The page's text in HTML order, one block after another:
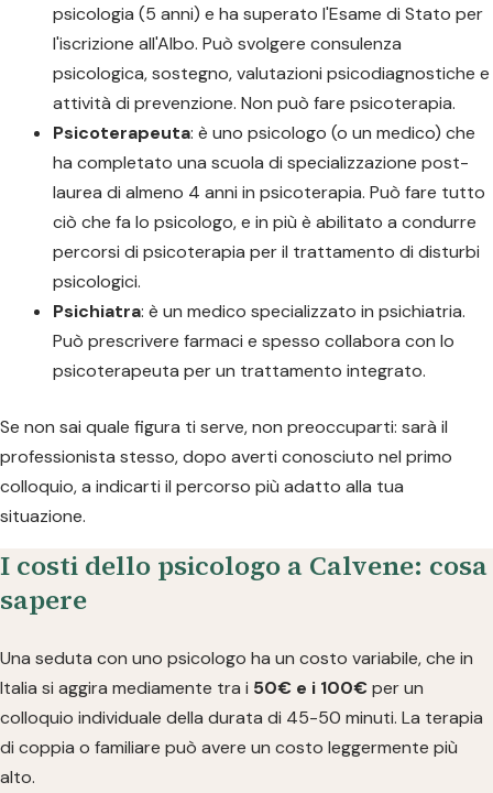
psicologia (5 anni) e ha superato l'Esame di Stato per
l'iscrizione all'Albo. Può svolgere consulenza
psicologica, sostegno, valutazioni psicodiagnostiche e
attività di prevenzione. Non può fare psicoterapia.
Psicoterapeuta: è uno psicologo (o un medico) che
ha completato una scuola di specializzazione post-
laurea di almeno 4 anni in psicoterapia. Può fare tutto
ciò che fa lo psicologo, e in più è abilitato a condurre
percorsi di psicoterapia per il trattamento di disturbi
psicologici.
Psichiatra: è un medico specializzato in psichiatria.
Può prescrivere farmaci e spesso collabora con lo
psicoterapeuta per un trattamento integrato.
Se non sai quale figura ti serve, non preoccuparti: sarà il
professionista stesso, dopo averti conosciuto nel primo
colloquio, a indicarti il percorso più adatto alla tua
situazione.
I costi dello psicologo a Calvene: cosa
sapere
Una seduta con uno psicologo ha un costo variabile, che in
Italia si aggira mediamente tra i 50€ e i 100€ per un
colloquio individuale della durata di 45-50 minuti. La terapia
di coppia o familiare può avere un costo leggermente più
alto.